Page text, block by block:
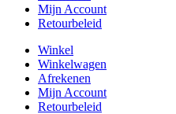
Mijn Account
Retourbeleid
Winkel
Winkelwagen
Afrekenen
Mijn Account
Retourbeleid